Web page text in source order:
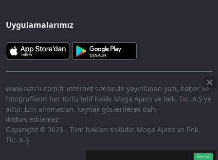
Aç
7.73%
Sesi Aç
Uygulamalarımız
www.sozcu.com.tr internet sitesinde yayınlanan yazı, haber ve
fotoğrafların her türlü telif hakkı Mega Ajans ve Rek. Tic. A.Ş'ye
aittir. İzin alınmadan, kaynak gösterilerek dahi
iktibas edilemez.
Copyright © 2023 - Tüm hakları saklıdır. Mega Ajans ve Rek.
Tic. A.Ş.